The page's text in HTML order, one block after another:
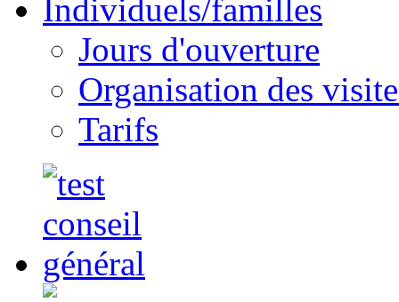
Individuels/familles
Jours d'ouverture
Organisation des
Tarifs